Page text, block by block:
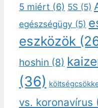
5 miért (6) 5S (5)
egészségügy (5)
eszközök
hoshin (8)
(36)
vs. koronavírus